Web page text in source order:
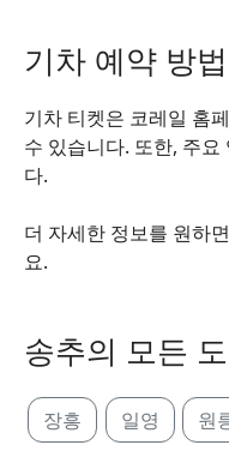
기차 예약 방법
기차 티켓은 코레일 홈
수 있습니다. 또한, 주
다.
더 자세한 정보를 원하면
요.
송추의 모든
장흥 일영 원